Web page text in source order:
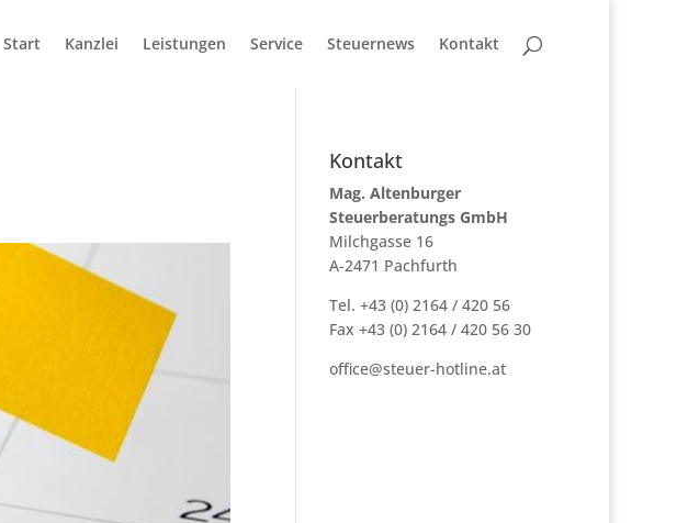
Start Kanzlei Leistungen Service Steuernews Kontakt
Kontakt
Mag. Altenburger
Steuerberatungs GmbH
Milchgasse 16
A-2471 Pachfurth
Tel. +43 (0) 2164 / 420 56
Fax +43 (0) 2164 / 420 56 30
office@steuer-hotline.at